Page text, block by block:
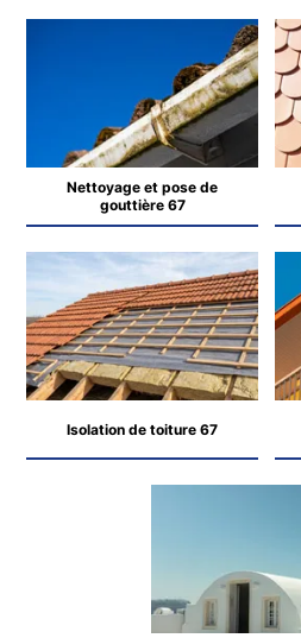
Nettoyage et pose de
gouttière 67
Isolation de toiture 67